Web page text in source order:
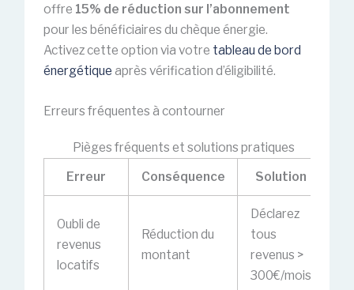
offre 15% de réduction sur l’abonnement
pour les bénéficiaires du chèque énergie.
Activez cette option via votre tableau de bord
énergétique après vérification d’éligibilité.
Erreurs fréquentes à contourner
Pièges fréquents et solutions pratiques
Erreur
Conséquence Solution
Oubli de
revenus
locatifs
Réduction du
montant
Déclarez
tous
revenus >
300€/mois